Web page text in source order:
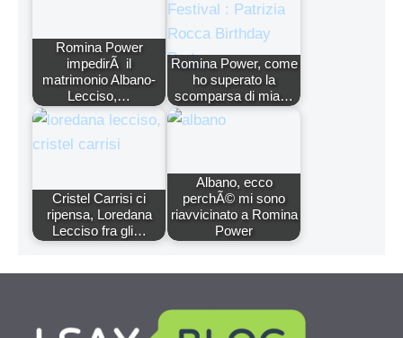
Romina Power
impedirÃ il
matrimonio Albano-
Lecciso,…
Romina Power, come
ho superato la
scomparsa di mia…
Cristel Carrisi ci
ripensa, Loredana
Lecciso fra gli…
Albano, ecco
perchÃ© mi sono
riavvicinato a Romina
Power